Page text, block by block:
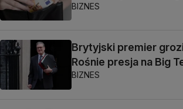
BIZNES
Brytyjski premier
Rośnie presja na Big
BIZNES